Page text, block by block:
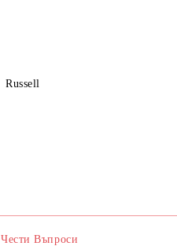
Russell
Чести Въпроси